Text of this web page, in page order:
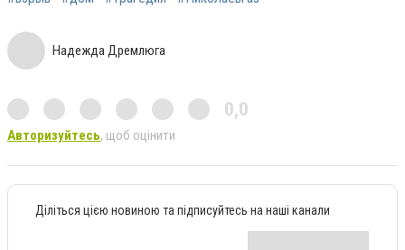
Надежда Дремлюга
0,0
Авторизуйтесь, щоб оцінити
Діліться цією новиною та підписуйтесь на наші канали